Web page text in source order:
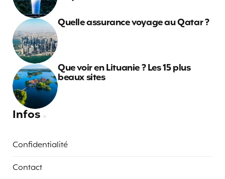
Quelle assurance voyage au Qatar ?
Que voir en Lituanie ? Les 15 plus
beaux sites
Infos
Confidentialité
Contact